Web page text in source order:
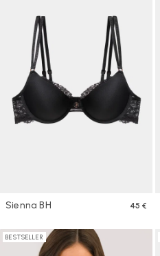
Sienna BH 45 €
BESTSELLER